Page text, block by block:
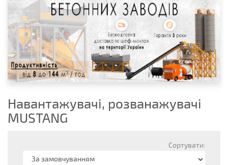
Навантажувачі, розванажувачі
MUSTANG
Сортувати: